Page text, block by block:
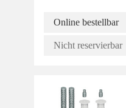
Online bestellbar
Nicht reservierbar